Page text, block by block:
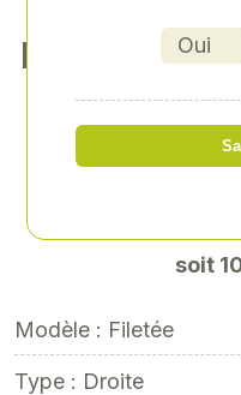
DENT DE
100
soit
Modèle : Filetée
Type : Droite
Oui